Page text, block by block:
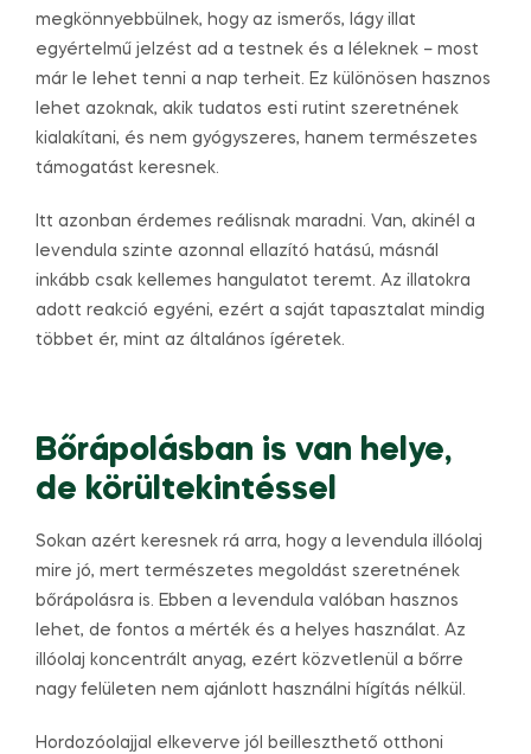
megkönnyebbülnek, hogy az ismerős, lágy illat
egyértelmű jelzést ad a testnek és a léleknek – most
már le lehet tenni a nap terheit. Ez különösen hasznos
lehet azoknak, akik tudatos esti rutint szeretnének
kialakítani, és nem gyógyszeres, hanem természetes
támogatást keresnek.
Itt azonban érdemes reálisnak maradni. Van, akinél a
levendula szinte azonnal ellazító hatású, másnál
inkább csak kellemes hangulatot teremt. Az illatokra
adott reakció egyéni, ezért a saját tapasztalat mindig
többet ér, mint az általános ígéretek.
Bőrápolásban is van helye,
de körültekintéssel
Sokan azért keresnek rá arra, hogy a levendula illóolaj
mire jó, mert természetes megoldást szeretnének
bőrápolásra is. Ebben a levendula valóban hasznos
lehet, de fontos a mérték és a helyes használat. Az
illóolaj koncentrált anyag, ezért közvetlenül a bőrre
nagy felületen nem ajánlott használni hígítás nélkül.
Hordozóolajjal elkeverve jól beilleszthető otthoni